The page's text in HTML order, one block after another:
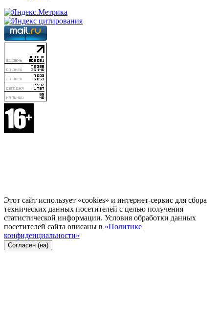
Этот сайт использует «cookies» и интернет-сервис для сбора
технических данных посетителей с целью получения
статистической информации. Условия обработки данных
посетителей сайта описаны в «Политике
конфиденциальности»
Согласен (на)